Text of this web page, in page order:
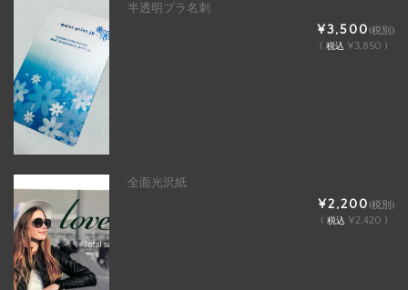
半透明プラ名刺
¥3,500(税別)
( 税込 ¥3,850 )
全面光沢紙
¥2,200(税別)
( 税込 ¥2,420 )